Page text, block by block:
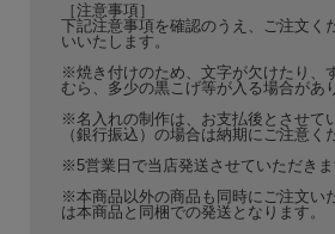
［注意事項］
下記注意事項を確認のうえ、ご注文く
いいたします。
※焼き付けのため、文字が欠けたり、
むら、多少の黒こげ等が入る場合があ
※名入れの制作は、お支払後とさせて
（銀行振込）の場合は納期にご注意く
※5営業日で当店発送させていただきま
※本商品以外の商品も同時にご注文い
は本商品と同梱での発送となります。